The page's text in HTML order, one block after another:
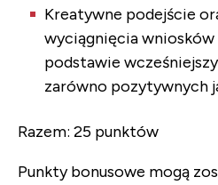
Kreatywne podejście
wyciągnięcia wniosków
podstawie
zarówno pozytywnych
Razem: 25 punktów
Punkty bonusowe mogą